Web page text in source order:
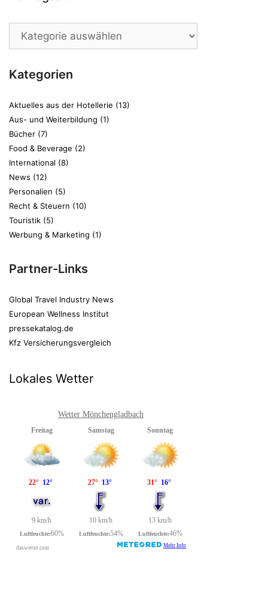
Beitragsarchiv
Kategorien
Aktuelles aus der Hotellerie (13)
Aus- und Weiterbildung (1)
Bücher (7)
Food & Beverage (2)
International (8)
News (12)
Personalien (5)
Recht & Steuern (10)
Touristik (5)
Werbung & Marketing (1)
Partner-Links
Global Travel Industry News
European Wellness Institut
pressekatalog.de
Kfz Versicherungsvergleich
Lokales Wetter
Wetter Mönchengladbach